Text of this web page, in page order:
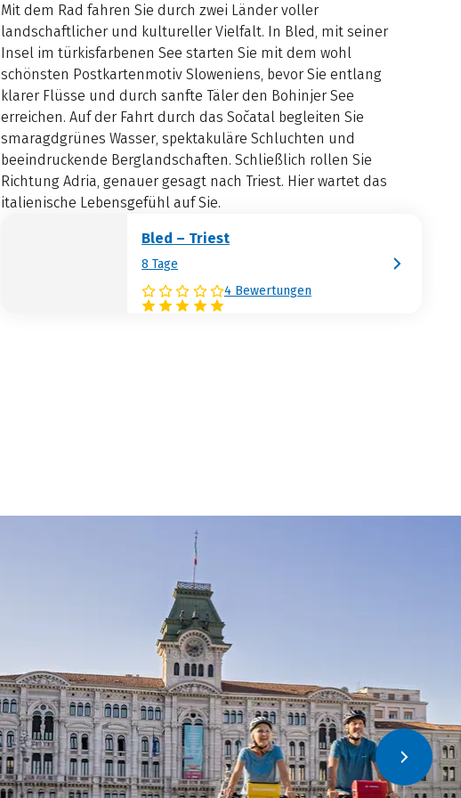
Mit dem Rad fahren Sie durch zwei Länder voller
landschaftlicher und kultureller Vielfalt. In Bled, mit seiner
Insel im türkisfarbenen See starten Sie mit dem wohl
schönsten Postkartenmotiv Sloweniens, bevor Sie entlang
klarer Flüsse und durch sanfte Täler den Bohinjer See
erreichen. Auf der Fahrt durch das Sočatal begleiten Sie
smaragdgrünes Wasser, spektakuläre Schluchten und
beeindruckende Berglandschaften. Schließlich rollen Sie
Richtung Adria, genauer gesagt nach Triest. Hier wartet das
italienische Lebensgefühl auf Sie.
Bled – Triest
8 Tage
4 Bewertungen